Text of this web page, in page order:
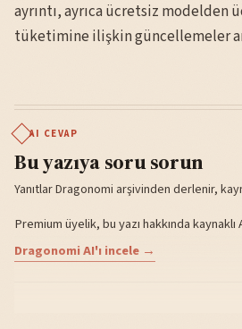
ayrıntı, ayrıca ücretsiz modelden
tüketimine ilişkin güncellemeler
AI CEVAP
Bu yazıya soru sorun
Yanıtlar Dragonomi arşivinden derlenir,
Premium üyelik, bu yazı hakkında kaynaklı
Dragonomi AI'ı incele →